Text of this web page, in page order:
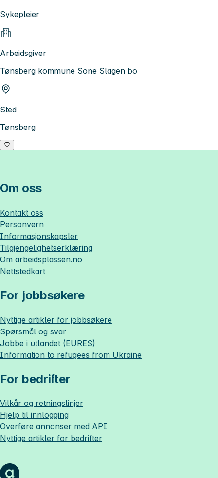
Sykepleier
Arbeidsgiver
Tønsberg kommune Sone Slagen bo
Sted
Tønsberg
Om oss
Kontakt oss
Personvern
Informasjonskapsler
Tilgjengelighetserklæring
Om arbeidsplassen.no
Nettstedkart
For jobbsøkere
Nyttige artikler for jobbsøkere
Spørsmål og svar
Jobbe i utlandet (EURES)
Information to refugees from Ukraine
For bedrifter
Vilkår og retningslinjer
Hjelp til innlogging
Overføre annonser med API
Nyttige artikler for bedrifter